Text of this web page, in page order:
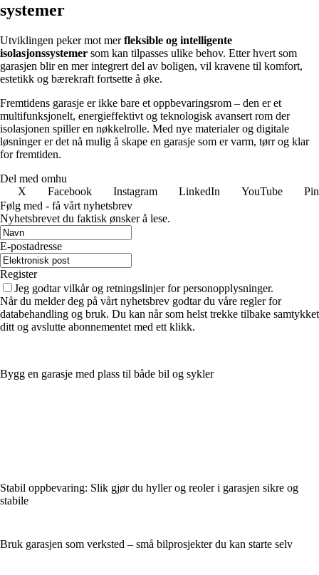
systemer
Utviklingen peker mot merfleksible og intelligente
isolasjonssystemer som kan tilpasses ulike behov. Etter hvert som
garasjen blir en mer integrert del av boligen, vil kravene til komfort,
estetikk og bærekraft fortsette å øke.
Fremtidens garasje er ikke bare et oppbevaringsrom – den er et
multifunksjonelt, energieffektivt og teknologisk avansert rom der
isolasjonen spiller en nøkkelrolle. Med nye materialer og digitale
løsninger er det nå mulig å skape en garasje som er varm, tørr og klar
for fremtiden.
Del med omhu
X
Facebook Instagram LinkedIn YouTube
Følg med - få vårt nyhetsbrev
Nyhetsbrevet du faktisk ønsker å lese.
E-postadresse
Register
Jeg godtar vilkår og retningslinjer for personopplysninger.
Når du melder deg på vårt nyhetsbrev godtar du våre regler for
databehandling og bruk. Du kan når som helst trekke tilbake samtykket
ditt og avslutte abonnementet med ett klikk.
Bygg en garasje med plass til både bil og sykler
Stabil oppbevaring: Slik gjør du hyller og reoler i garasjen sikre og
stabile
Bruk garasjen som verksted – små bilprosjekter du kan starte selv